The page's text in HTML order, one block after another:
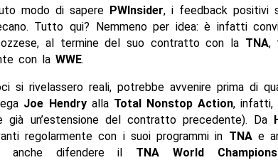
modo di sapere PWInsider, i feedback positivi
Tutto qui? Nemmeno per idea: è infatti
al termine del suo contratto con la TNA,
con la WWE.
si rivelassero reali, potrebbe avvenire prima di
Joe Hendryalla Total Nonstop Action, infatti,
un’estensione del contratto precedente). Da
regolarmente con i suoi programmi in TNAe
anche difendere il TNA World